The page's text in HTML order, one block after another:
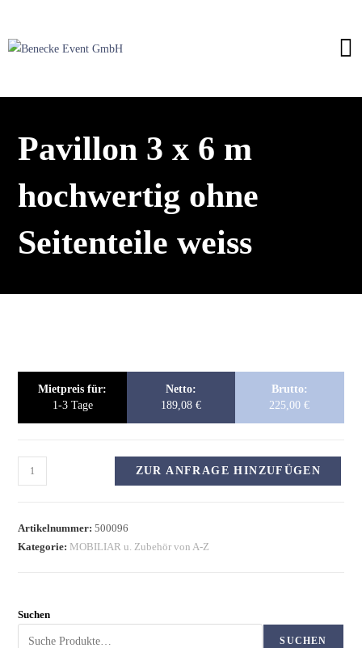
Pavillon 3 x 6 m
hochwertig ohne
Seitenteile weiss
Mietpreis für:
1-3 Tage
Netto:
189,08 €
Brutto:
225,00€
ZUR ANFRAGE HINZUFÜGEN
Artikelnummer:500096
Kategorie: MOBILIAR u. Zubehör von A-Z
Suchen
SUCHEN